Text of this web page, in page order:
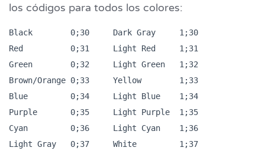
los códigos para todos los colores:
Black        0;30     Dark Gray     1;30
Red          0;31     Light Red     1;31
Green        0;32     Light Green   1;32
Brown/Orange 0;33     Yellow        1;33
Blue         0;34     Light Blue    1;34
Purple       0;35     Light Purple  1;35
Cyan         0;36     Light Cyan    1;36